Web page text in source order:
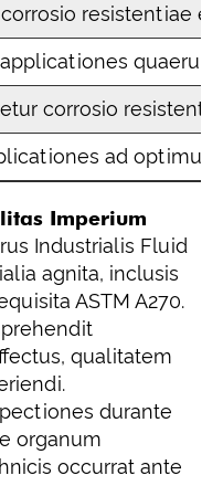
resistentiae
corrosio
ad
Imperium
Industrialis Fluid
agnita, inclusis
ASTM A270.
qualitatem
durante
organum
occurrat ante